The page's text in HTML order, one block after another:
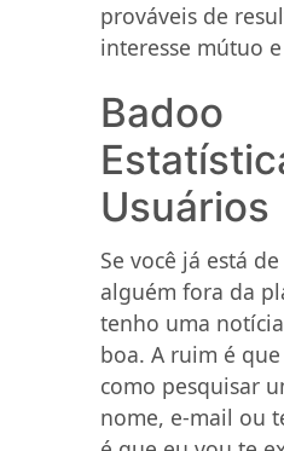
prováveis de
interesse mútuo
Badoo
Usuários
Se você já está
alguém fora da
tenho uma
boa. A ruim é
como pesquisar
nome, e-mail ou